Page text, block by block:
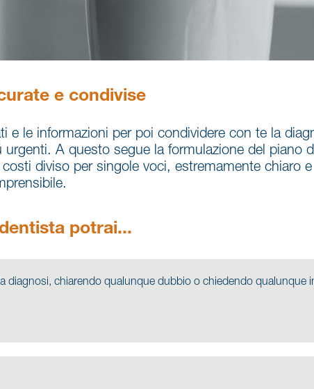
e condivise
e le informazioni per poi condividere con te la
A questo segue la formulazione del piano
diviso per singole voci, estremamente chiaro e
potrai...
diagnosi, chiarendo qualunque dubbio o chiedendo qualunque